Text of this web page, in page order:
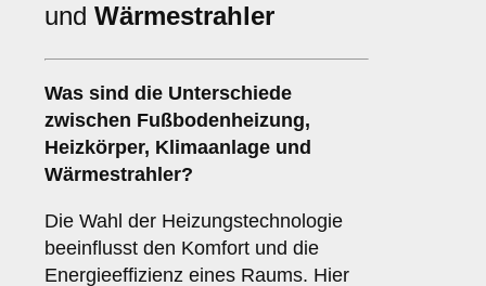
und Wärmestrahler
Was sind die Unterschiede
zwischen Fußbodenheizung,
Heizkörper, Klimaanlage und
Wärmestrahler?
Die Wahl der Heizungstechnologie
beeinflusst den Komfort und die
Energieeffizienz eines Raums. Hier